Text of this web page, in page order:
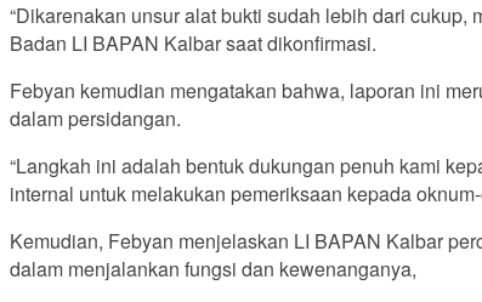
“Dikarenakan unsur alat bukti sudah lebih dari
Badan LI BAPAN Kalbar saat dikonfirmasi.
Febyan kemudian mengatakan bahwa, laporan ini
dalam persidangan.
“Langkah ini adalah bentuk dukungan penuh kami
internal untuk melakukan pemeriksaan kepada
Kemudian, Febyan menjelaskan LI BAPAN Kalbar
dalam menjalankan fungsi dan kewenanganya,